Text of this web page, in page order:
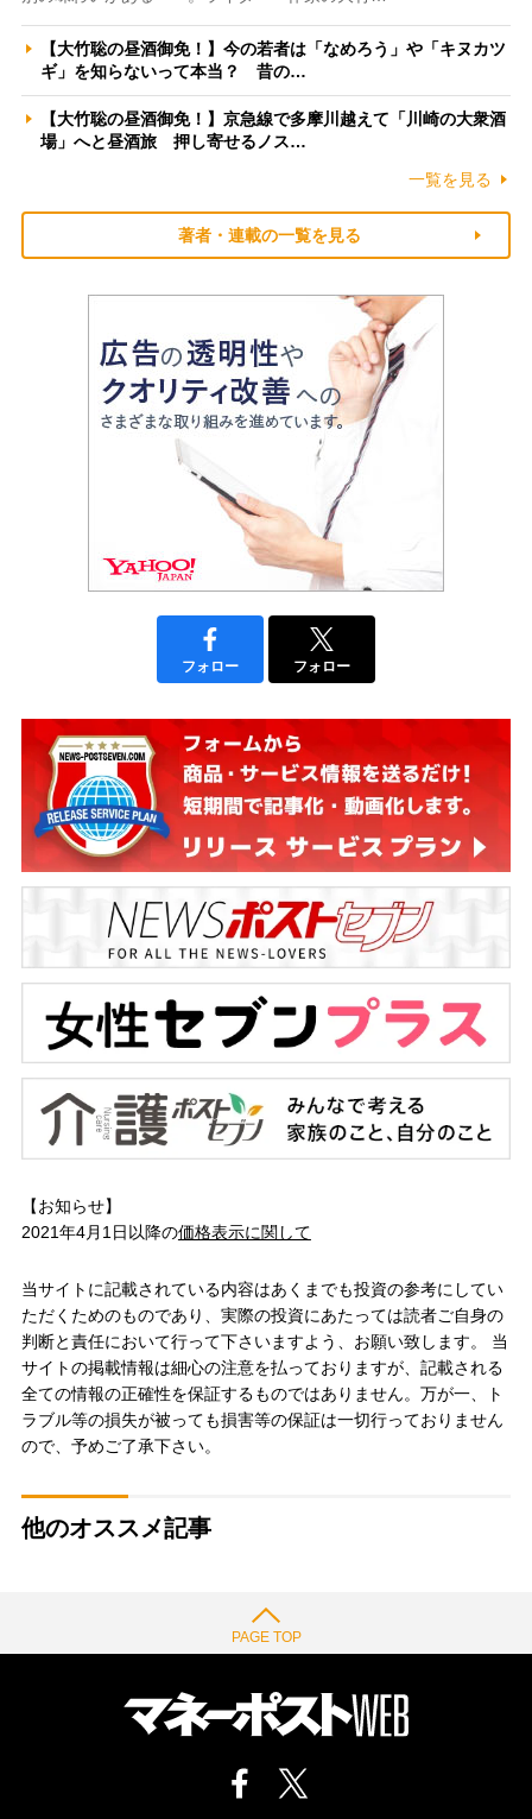
【大竹聡の昼酒御免！】今の若者は「なめろう」や「キヌカツ
ギ」を知らないって本当？ 昔の…
【大竹聡の昼酒御免！】京急線で多摩川越えて「川崎の大衆酒
場」へと昼酒旅 押し寄せるノス…
一覧を見る
著者・連載の一覧を見る
フォロー フォロー
【お知らせ】
2021年4月1日以降の価格表示に関して
当サイトに記載されている内容はあくまでも投資の参考にしてい
ただくためのものであり、実際の投資にあたっては読者ご自身の
判断と責任において行って下さいますよう、お願い致します。 当
サイトの掲載情報は細心の注意を払っておりますが、記載される
全ての情報の正確性を保証するものではありません。万が一、ト
ラブル等の損失が被っても損害等の保証は一切行っておりません
ので、予めご了承下さい。
他のオススメ記事
PAGE TOP